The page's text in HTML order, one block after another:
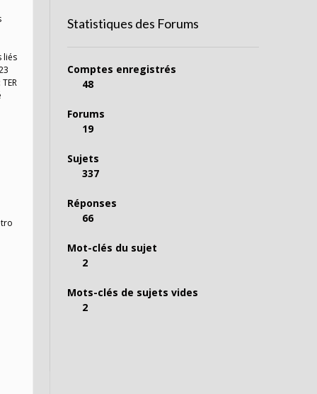
liés
Statistiques des Forums
Comptes enregistrés
48
Forums
19
Sujets
337
Réponses
66
Mot-clés du sujet
2
Mots-clés de sujets vides
2